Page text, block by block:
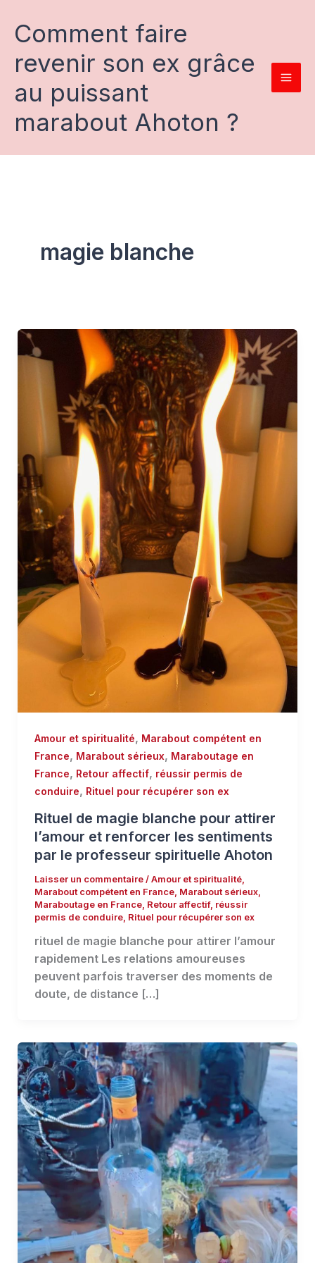
contenu
Comment faire
revenir son ex grâce
au puissant
marabout Ahoton ?
magie blanche
Amour et spiritualité, Marabout compétent en
France, Marabout sérieux, Maraboutage en
France, Retour affectif, réussir permis de
conduire, Rituel pour récupérer son ex
Rituel de magie blanche pour attirer
l’amour et renforcer les sentiments
par le professeur spirituelle Ahoton
Laisser un commentaire /Amour et spiritualité,
Marabout compétent en France, Marabout sérieux,
Maraboutage en France, Retour affectif, réussir
permis de conduire, Rituel pour récupérer son ex
rituel de magie blanche pour attirer l’amour
rapidement Les relations amoureuses
peuvent parfois traverser des moments de
doute, de distance […]